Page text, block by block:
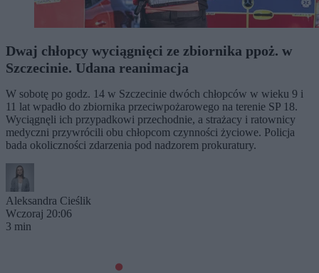
Dwaj chłopcy wyciągnięci ze zbiornika ppoż. w
Szczecinie. Udana reanimacja
W sobotę po godz. 14 w Szczecinie dwóch chłopców w wieku 9 i
11 lat wpadło do zbiornika przeciwpożarowego na terenie SP 18.
Wyciągnęli ich przypadkowi przechodnie, a strażacy i ratownicy
medyczni przywrócili obu chłopcom czynności życiowe. Policja
bada okoliczności zdarzenia pod nadzorem prokuratury.
Aleksandra Cieślik
Wczoraj 20:06
3 min